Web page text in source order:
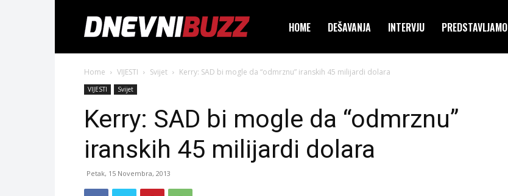
HOME DEŠAVANJA INTERVJU PREDSTAVLJAMO
Home VIJESTI Svijet Kerry: SAD bi mogle da “odmrznu” iranskih 45 milijardi dolara
VIJESTI Svijet
Kerry: SAD bi mogle da “odmrznu”
iranskih 45 milijardi dolara
Petak, 15 Novembra, 2013